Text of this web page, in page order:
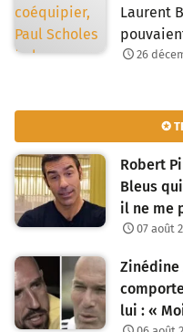
Laurent
26
✪
Robert
Bleus
il ne me
07 août
Zinédine
lui : «